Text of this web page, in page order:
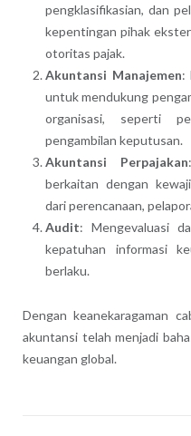
pengklasifikasian, dan
kepentingan pihak
otoritas pajak.
Akuntansi Manajemen:
untuk mendukung
organisasi, seperti
pengambilan keputusan.
Akuntansi Perpajakan
berkaitan dengan
dari perencanaan,
Audit: Mengevaluasi
kepatuhan informasi
berlaku.
Dengan keanekaragaman
akuntansi telah menjadi
keuangan global.